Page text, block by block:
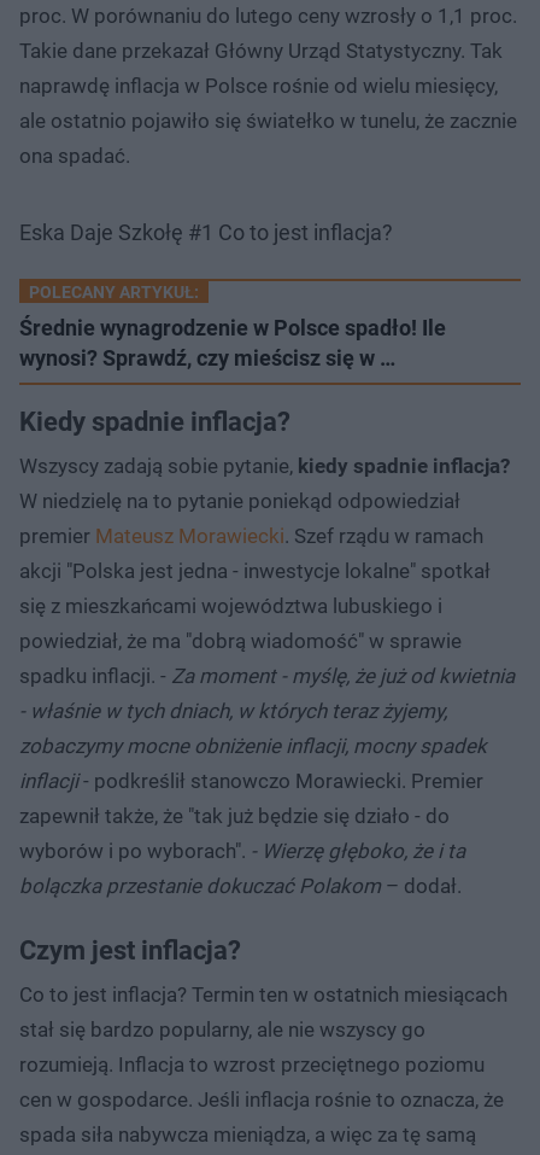
proc. W porównaniu do lutego ceny wzrosły o 1,1 proc.
Takie dane przekazał Główny Urząd Statystyczny. Tak
naprawdę inflacja w Polsce rośnie od wielu miesięcy,
ale ostatnio pojawiło się światełko w tunelu, że zacznie
ona spadać.
Eska Daje Szkołę #1 Co to jest inflacja?
POLECANY ARTYKUŁ:
Średnie wynagrodzenie w Polsce spadło! Ile
wynosi? Sprawdź, czy mieścisz się w …
Kiedy spadnie inflacja?
Wszyscy zadają sobie pytanie, kiedy spadnie inflacja?
W niedzielę na to pytanie poniekąd odpowiedział
premier Mateusz Morawiecki. Szef rządu w ramach
akcji "Polska jest jedna - inwestycje lokalne" spotkał
się z mieszkańcami województwa lubuskiego i
powiedział, że ma "dobrą wiadomość" w sprawie
spadku inflacji. - Za moment - myślę, że już od kwietnia
- właśnie w tych dniach, w których teraz żyjemy,
zobaczymy mocne obniżenie inflacji, mocny spadek
inflacji- podkreślił stanowczo Morawiecki. Premier
zapewnił także, że "tak już będzie się działo - do
wyborów i po wyborach". - Wierzę głęboko, że i ta
bolączka przestanie dokuczać Polakom – dodał.
Czym jest inflacja?
Co to jest inflacja? Termin ten w ostatnich miesiącach
stał się bardzo popularny, ale nie wszyscy go
rozumieją. Inflacja to wzrost przeciętnego poziomu
cen w gospodarce. Jeśli inflacja rośnie to oznacza, że
spada siła nabywcza mieniądza, a więc za tę samą